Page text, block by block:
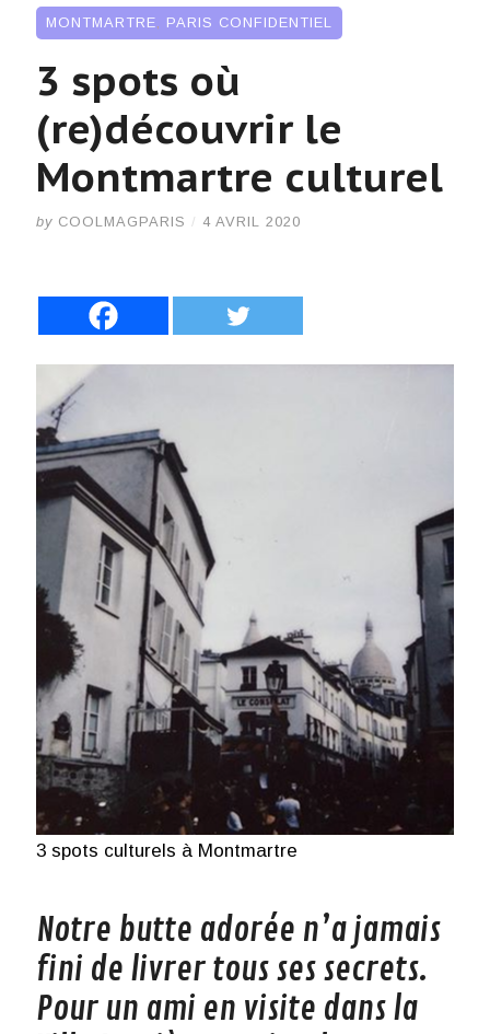
MONTMARTRE, PARIS CONFIDENTIEL
3 spots où
(re)découvrir le
Montmartre culturel
by COOLMAGPARIS / 4 AVRIL 2020
3 spots culturels à Montmartre
Notre butte adorée n’a jamais
fini de livrer tous ses secrets.
Pour un ami en visite dans la